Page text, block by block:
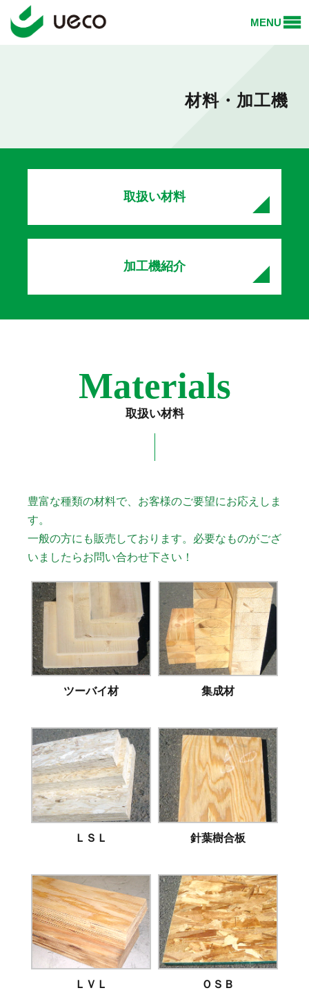
MENU
材料・加工機
取扱い材料
加工機紹介
Materials
取扱い材料
豊富な種類の材料で、お客様のご要望にお応えしま
す。
一般の方にも販売しております。必要なものがござ
いましたらお問い合わせ下さい！
ツーバイ材 集成材
ＬＳＬ 針葉樹合板
ＬＶＬ ＯＳＢ